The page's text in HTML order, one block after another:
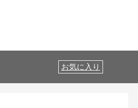
お気に入り